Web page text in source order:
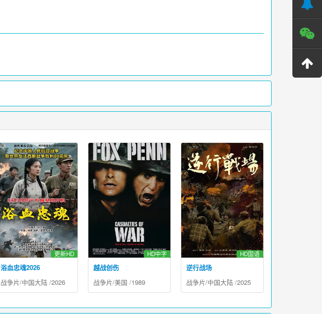
浴血忠魂2026
更新HD
战争片/中国大陆 /2026
越战创伤
HD中字
战争片/美国 /1989
逆行战场
HD国语
战争片/中国大陆 /2025